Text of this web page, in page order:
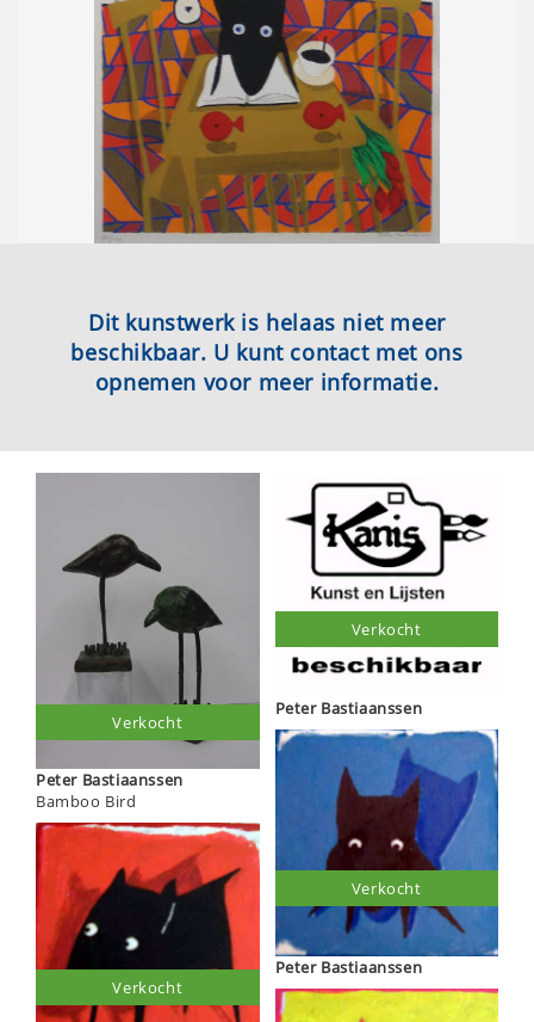
Dit kunstwerk is helaas niet meer
beschikbaar. U kunt contact met ons
opnemen voor meer informatie.
Peter Bastiaanssen
Bamboo Bird
Verkocht
Verkocht
Peter Bastiaanssen
Verkocht
Peter Bastiaanssen
Verkocht